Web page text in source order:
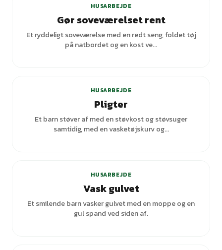
HUSARBEJDE
Gør soveværelset rent
Et ryddeligt soveværelse med en redt seng, foldet tøj
på natbordet og en kost ve...
HUSARBEJDE
Pligter
Et barn støver af med en støvkost og støvsuger
samtidig, med en vasketøjskurv og...
HUSARBEJDE
Vask gulvet
Et smilende barn vasker gulvet med en moppe og en
gul spand ved siden af.